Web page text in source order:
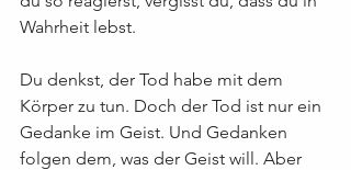
Wahrheit lebst.
Du denkst, der Tod habe mit dem
Körper zu tun. Doch der Tod ist nur ein
Gedanke im Geist. Und Gedanken
folgen dem, was der Geist will. Aber